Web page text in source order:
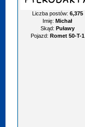
Liczba postów: 6,375
Imię: Michał
Skąd: Puławy
Pojazd: Romet 50-T-1